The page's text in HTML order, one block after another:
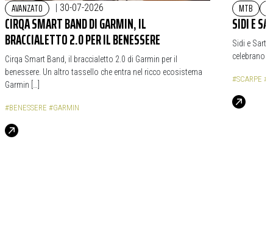
AVANZATO | 30-07-2026
CIRQA SMART BAND DI GARMIN, IL
BRACCIALETTO 2.0 PER IL BENESSERE
Cirqa Smart Band, il braccialetto 2.0 di Garmin per il
benessere. Un altro tassello che entra nel ricco ecosistema
Garmin […]
#BENESSERE #GARMIN
MTB
SIDI E
Sidi e
celebrano
#SCARPE